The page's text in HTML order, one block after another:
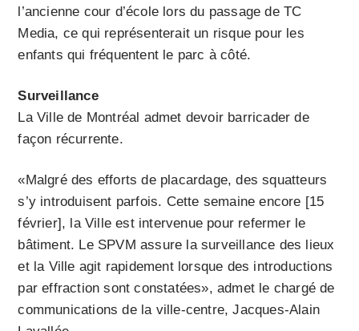
l’ancienne cour d’école lors du passage de TC
Media, ce qui représenterait un risque pour les
enfants qui fréquentent le parc à côté.
Surveillance
La Ville de Montréal admet devoir barricader de
façon récurrente.
«Malgré des efforts de placardage, des squatteurs
s’y introduisent parfois. Cette semaine encore [15
février], la Ville est intervenue pour refermer le
bâtiment. Le SPVM assure la surveillance des lieux
et la Ville agit rapidement lorsque des introductions
par effraction sont constatées», admet le chargé de
communications de la ville-centre, Jacques-Alain